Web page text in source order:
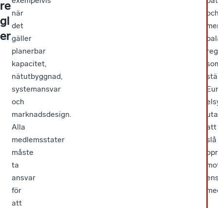
re
gl
er
när
det
gäller
planerbar
kapacitet,
nätutbyggnad,
systemansvar
och
marknadsdesign.
Alla
medlemsstater
måste
ta
ansvar
för
att
att
slå